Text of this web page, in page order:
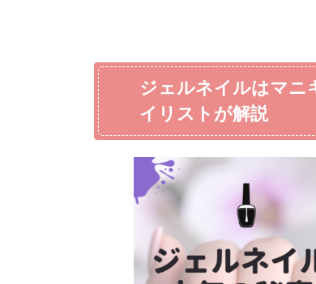
ジェルネイルはマニ
イリストが解説